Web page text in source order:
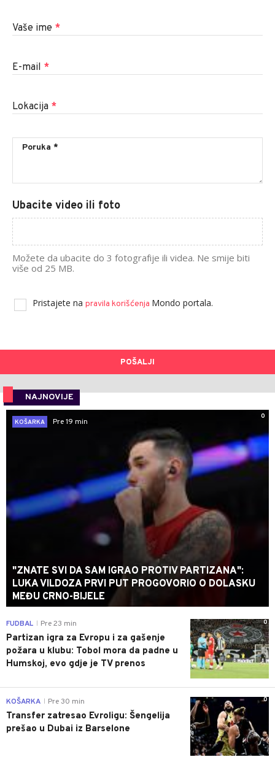
Vaše ime *
E-mail *
Lokacija *
Ubacite video ili foto
Možete da ubacite do 3 fotografije ili videa. Ne smije biti
više od 25 MB.
Pristajete na pravila korišćenja Mondo portala.
POŠALJI
NAJNOVIJE
0
KOŠARKA
Pre 19 min
"ZNATE SVI DA SAM IGRAO PROTIV PARTIZANA":
LUKA VILDOZA PRVI PUT PROGOVORIO O DOLASKU
MEĐU CRNO-BIJELE
0
FUDBAL Pre 23 min
Partizan igra za Evropu i za gašenje
požara u klubu: Tobol mora da padne u
Humskoj, evo gdje je TV prenos
0
KOŠARKA Pre 30 min
Transfer zatresao Evroligu: Šengelija
prešao u Dubai iz Barselone